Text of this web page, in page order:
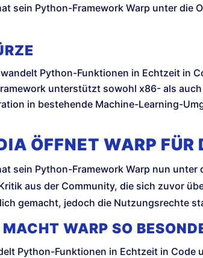
sein Python-Framework Warp unter die
Python-Funktionen in Echtzeit in
unterstützt sowohl x86- als auch
in bestehende Machine-Learning-
ÖFFNET WARP
sein Python-Framework Warp nun
aus der Community, die sich zuvor
gemacht, jedoch die Nutzungsrechte
WARP SO
Python-Funktionen in Echtzeit in